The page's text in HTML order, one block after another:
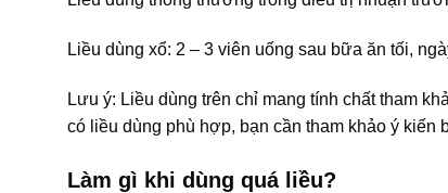
Liều dùng xổ: 2 – 3 viên uống sau bữa ăn tối,
Lưu ý: Liều dùng trên chỉ mang tính chất tham
có liều dùng phù hợp, bạn cần tham khảo ý kiến
Làm gì khi dùng quá liều?